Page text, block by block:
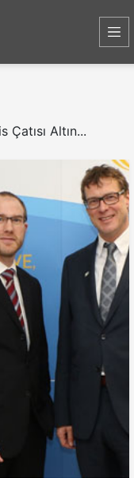
Altın...